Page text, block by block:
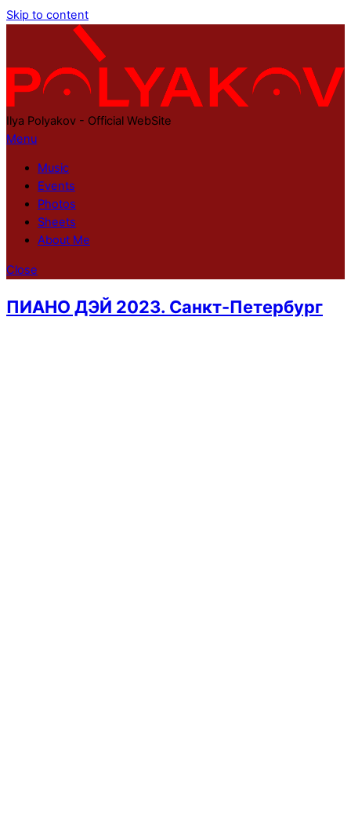
Skip to content
Ilya Polyakov - Official WebSite
Menu
Music
Events
Photos
Sheets
About Me
Close
ПИАНО ДЭЙ 2023. Санкт-Петербург